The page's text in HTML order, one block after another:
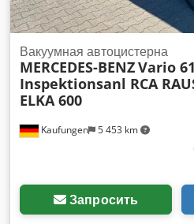
Kaufungen 5 453 km
Вакуумная автоцистерна
MERCEDES-BENZVario
Inspektionsanl RCA
ELKA 600
Запросить